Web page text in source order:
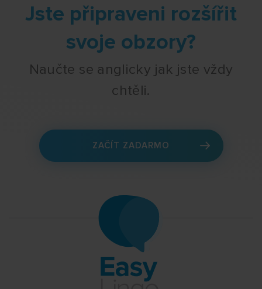
Jste připraveni rozšířit
svoje obzory?
Naučte se anglicky jak jste vždy
chtěli.
ZAČÍT ZADARMO